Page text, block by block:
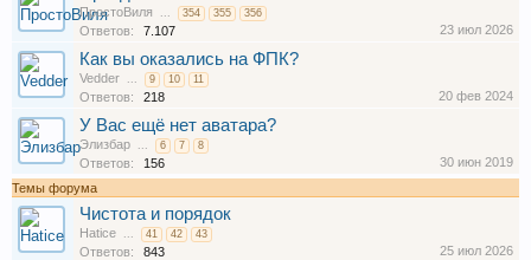
ПростоВиля ... 354 355 356
Ответов: 7.107 23 июл 2026
Как вы оказались на ФПК?
Vedder ... 9 10 11
Ответов: 218 20 фев 2024
У Вас ещё нет аватара?
Элизбар ... 6 7 8
Ответов: 156
30 июн 2019
Темы форума
Чистота и порядок
Hatice ... 41 42 43
Ответов: 843 25 июл 2026